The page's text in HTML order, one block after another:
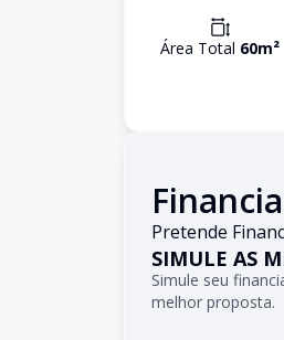
Área Total 60m²
Pretende
SIMULE AS
Simule seu
melhor proposta.